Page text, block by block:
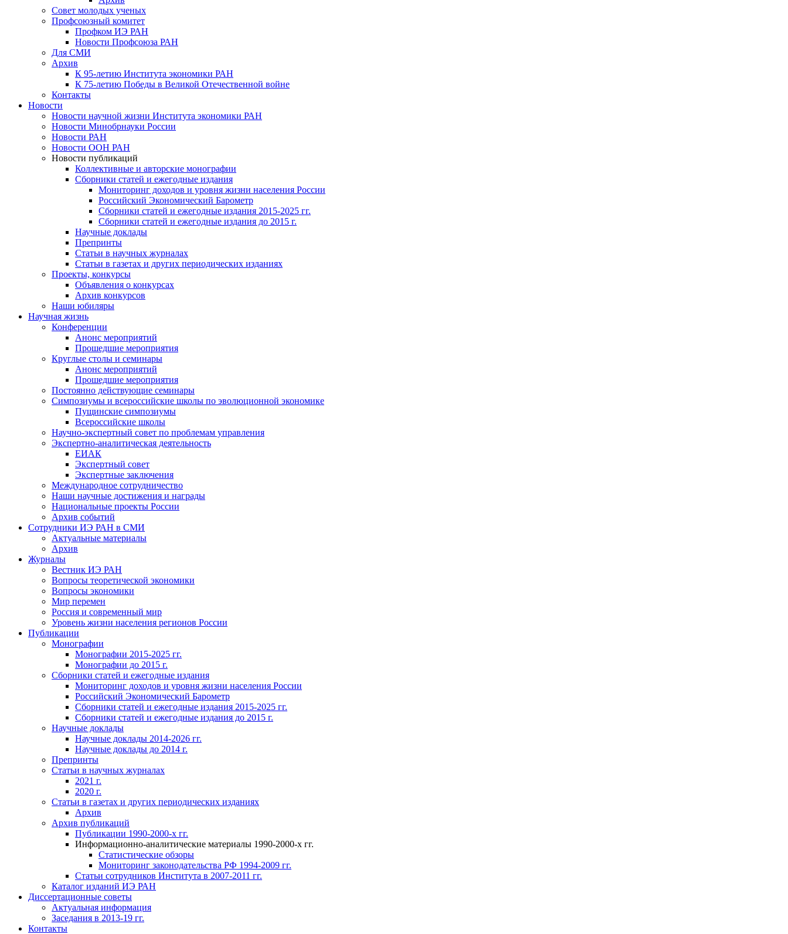
Совет молодых ученых
Профсоюзный комитет
Профком ИЭ РАН
Новости Профсоюза РАН
Для СМИ
Архив
К 95-летию Института экономики РАН
К 75-летию Победы в Великой Отечественной войне
Контакты
Новости
Новости научной жизни Института экономики РАН
Новости Минобрнауки России
Новости РАН
Новости ООН РАН
Новости публикаций
Коллективные и авторские монографии
Сборники статей и ежегодные издания
Мониторинг доходов и уровня жизни населения России
Российский Экономический Барометр
Сборники статей и ежегодные издания 2015-2025 гг.
Сборники статей и ежегодные издания до 2015 г.
Научные доклады
Препринты
Статьи в научных журналах
Статьи в газетах и других периодических изданиях
Проекты, конкурсы
Объявления о конкурсах
Архив конкурсов
Наши юбиляры
Научная жизнь
Конференции
Анонс мероприятий
Прошедшие мероприятия
Круглые столы и семинары
Анонс мероприятий
Прошедшие мероприятия
Постоянно действующие семинары
Симпозиумы и всероссийские школы по эволюционной экономике
Пущинские симпозиумы
Всероссийские школы
Научно-экспертный совет по проблемам управления
Экспертно-аналитическая деятельность
ЕИАК
Экспертный совет
Экспертные заключения
Международное сотрудничество
Наши научные достижения и награды
Национальные проекты России
Архив событий
Сотрудники ИЭ РАН в СМИ
Актуальные материалы
Архив
Журналы
Вестник ИЭ РАН
Вопросы теоретической экономики
Вопросы экономики
Мир перемен
Россия и современный мир
Уровень жизни населения регионов России
Публикации
Монографии
Монографии 2015-2025 гг.
Монографии до 2015 г.
Сборники статей и ежегодные издания
Мониторинг доходов и уровня жизни населения России
Российский Экономический Барометр
Сборники статей и ежегодные издания 2015-2025 гг.
Сборники статей и ежегодные издания до 2015 г.
Научные доклады
Научные доклады 2014-2026 гг.
Научные доклады до 2014 г.
Препринты
Статьи в научных журналах
2021 г.
2020 г.
Статьи в газетах и других периодических изданиях
Архив
Архив публикаций
Публикации 1990-2000-х гг.
Информационно-аналитические материалы 1990-2000-х гг.
Статистические обзоры
Мониторинг законодательства РФ 1994-2009 гг.
Статьи сотрудников Института в 2007-2011 гг.
Каталог изданий ИЭ РАН
Диссертационные советы
Актуальная информация
Заседания в 2013-19 гг.
Контакты